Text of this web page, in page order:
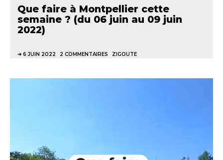
Que faire à Montpellier cette
semaine ? (du 06 juin au 09 juin
2022)
6 JUIN 2022 2 COMMENTAIRES ZIGOUTE